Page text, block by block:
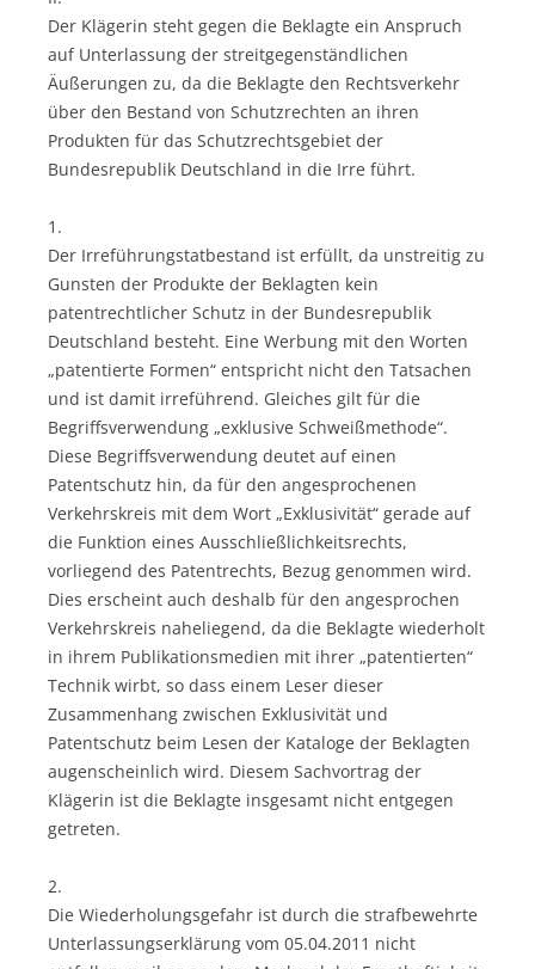
Der Klägerin steht gegen die Beklagte ein Anspruch
auf Unterlassung der streitgegenständlichen
Äußerungen zu, da die Beklagte den Rechtsverkehr
über den Bestand von Schutzrechten an ihren
Produkten für das Schutzrechtsgebiet der
Bundesrepublik Deutschland in die Irre führt.
1.
Der Irreführungstatbestand ist erfüllt, da unstreitig zu
Gunsten der Produkte der Beklagten kein
patentrechtlicher Schutz in der Bundesrepublik
Deutschland besteht. Eine Werbung mit den Worten
„patentierte Formen“ entspricht nicht den Tatsachen
und ist damit irreführend. Gleiches gilt für die
Begriffsverwendung „exklusive Schweißmethode“.
Diese Begriffsverwendung deutet auf einen
Patentschutz hin, da für den angesprochenen
Verkehrskreis mit dem Wort „Exklusivität“ gerade auf
die Funktion eines Ausschließlichkeitsrechts,
vorliegend des Patentrechts, Bezug genommen wird.
Dies erscheint auch deshalb für den angesprochen
Verkehrskreis naheliegend, da die Beklagte wiederholt
in ihrem Publikationsmedien mit ihrer „patentierten“
Technik wirbt, so dass einem Leser dieser
Zusammenhang zwischen Exklusivität und
Patentschutz beim Lesen der Kataloge der Beklagten
augenscheinlich wird. Diesem Sachvortrag der
Klägerin ist die Beklagte insgesamt nicht entgegen
getreten.
2.
Die Wiederholungsgefahr ist durch die strafbewehrte
Unterlassungserklärung vom 05.04.2011 nicht